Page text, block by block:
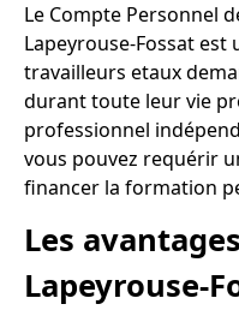
Le Compte Personnel
Lapeyrouse-Fossat
travailleurs etaux
durant toute leur vie
professionnel
vous pouvez requérir
financer la formation
Les
Lapeyrouse-